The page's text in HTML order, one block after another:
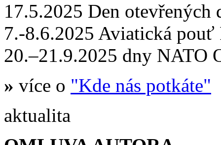
17.5.2025 Den
7.-8.6.2025 Aviatická
20.–21.9.2025 dny NATO
» více o "Kde nás potkáte"
aktualita